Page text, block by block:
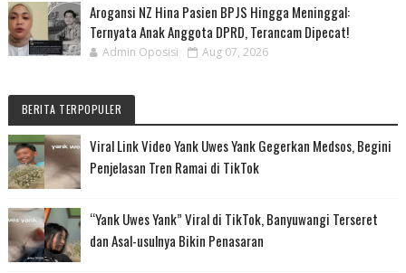
Arogansi NZ Hina Pasien BPJS Hingga Meninggal:
Ternyata Anak Anggota DPRD, Terancam Dipecat!
Admin Oposisi Aug 07, 2026
BERITA TERPOPULER
Viral Link Video Yank Uwes Yank Gegerkan Medsos, Begini
Penjelasan Tren Ramai di TikTok
“Yank Uwes Yank” Viral di TikTok, Banyuwangi Terseret
dan Asal-usulnya Bikin Penasaran